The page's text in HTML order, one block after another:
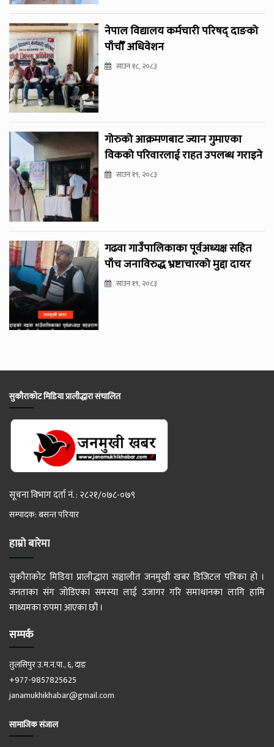
नेपाल विद्यालय कर्मचारी परिषद् दाङको
पाँचौँ अधिवेशन
साउन १८, २०८३
गोरुको आक्रमणबाट ज्यान गुमाएका
विकको परिवारलाई राहत उपलब्ध गराइने
साउन १९, २०८३
गढवा गाउँपालिकाका पूर्वअध्यक्ष सहित
पाँच जनाविरुद्ध भ्रष्टाचारको मुद्दा दायर
साउन १९, २०८३
सुकौराकोट मिडिया प्रालीद्धारा संचालित
सूचना विभाग दर्ता नं. : २८२१/०७८-०७९
सम्पादक: बसन्त परियार
हाम्रो बारेमा
सुकौराकोट मिडिया प्रालीद्धारा सञ्चालीत जनमुखी खबर डिजिटल पत्रिका हो ।
जनताका संग जोडिएका समस्या लाई उजागर गरि समाधानका लागि हामि
माध्यमका रुपमा आएका छौं ।
सम्पर्क
तुलसिपुर उ.म.न.पा., ६, दाङ
+977-9857825625
janamukhikhabar@gmail.com
सामाजिक संजाल